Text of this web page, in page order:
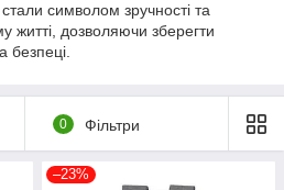
символом зручності та
житті, дозволяючи зберегти
безпеці.
0 Фільтри
–23%